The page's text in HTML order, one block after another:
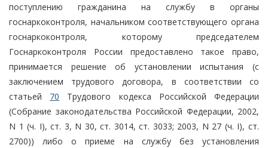
поступлению гражданина на службу в органы
госнаркоконтроля, начальником соответствующего органа
госнаркоконтроля, которому председателем
Госнаркоконтроля России предоставлено такое право,
принимается решение об установлении испытания (с
заключением трудового договора, в соответствии со
статьей 70 Трудового кодекса Российской Федерации
(Собрание законодательства Российской Федерации, 2002,
N 1 (ч. I), ст. 3, N 30, ст. 3014, ст. 3033; 2003, N 27 (ч. I), ст.
2700)) либо о приеме на службу без установления